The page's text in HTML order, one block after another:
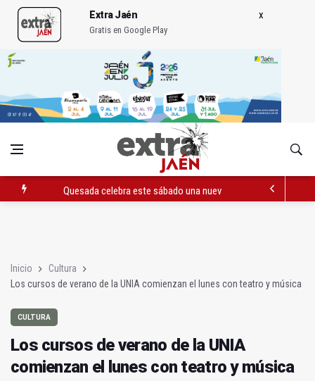
Extra Jaén
Gratis en Google Play
Quesada celebra este sábado una nueva jornada de Orgullo
Inicio
Cultura
Los cursos de verano de la UNIA comienzan el lunes con teatro y música
CULTURA
Los cursos de verano de la UNIA
comienzan el lunes con teatro y música